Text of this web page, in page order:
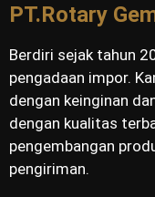
PT.Rotary
Berdiri sejak tahun
pengadaan impor.
dengan keinginan
dengan kualitas
pengembangan
pengiriman.